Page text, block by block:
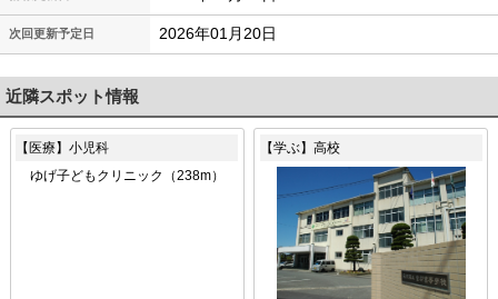
次回更新予定日 2026年01月20日
近隣スポット情報
【医療】小児科
ゆげ子どもクリニック（238m）
【学ぶ】高校